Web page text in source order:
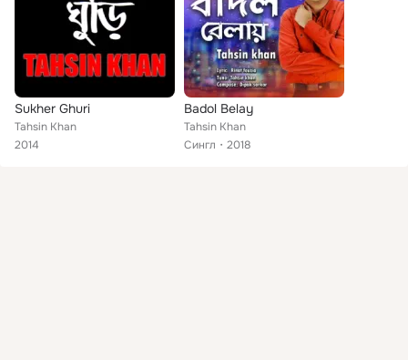
Sukher Ghuri
Tahsin Khan
2014
Badol Belay
Tahsin Khan
Сингл
2018